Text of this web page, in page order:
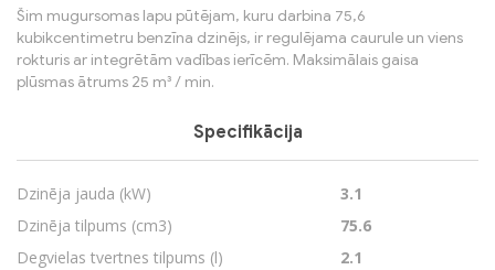
Šim mugursomas lapu pūtējam, kuru darbina 75,6
kubikcentimetru benzīna dzinējs, ir regulējama caurule un viens
rokturis ar integrētām vadības ierīcēm. Maksimālais gaisa
plūsmas ātrums 25 m³ / min.
Specifikācija
Dzinēja jauda (kW)
3.1
Dzinēja tilpums (cm3)
75.6
Degvielas tvertnes tilpums (l)
2.1